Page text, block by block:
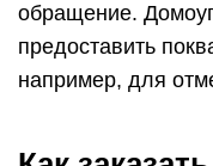
обращение.
предоставить
например, для